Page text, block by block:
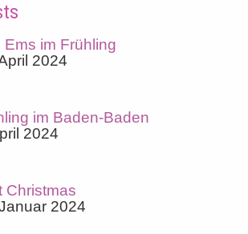
Ems im Frühling
2024
im Baden-Baden
2024
Christmas
2024